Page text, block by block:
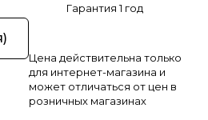
Гарантия 1 год
Цена действительна только
для интернет-магазина и
может отличаться от цен в
розничных магазинах